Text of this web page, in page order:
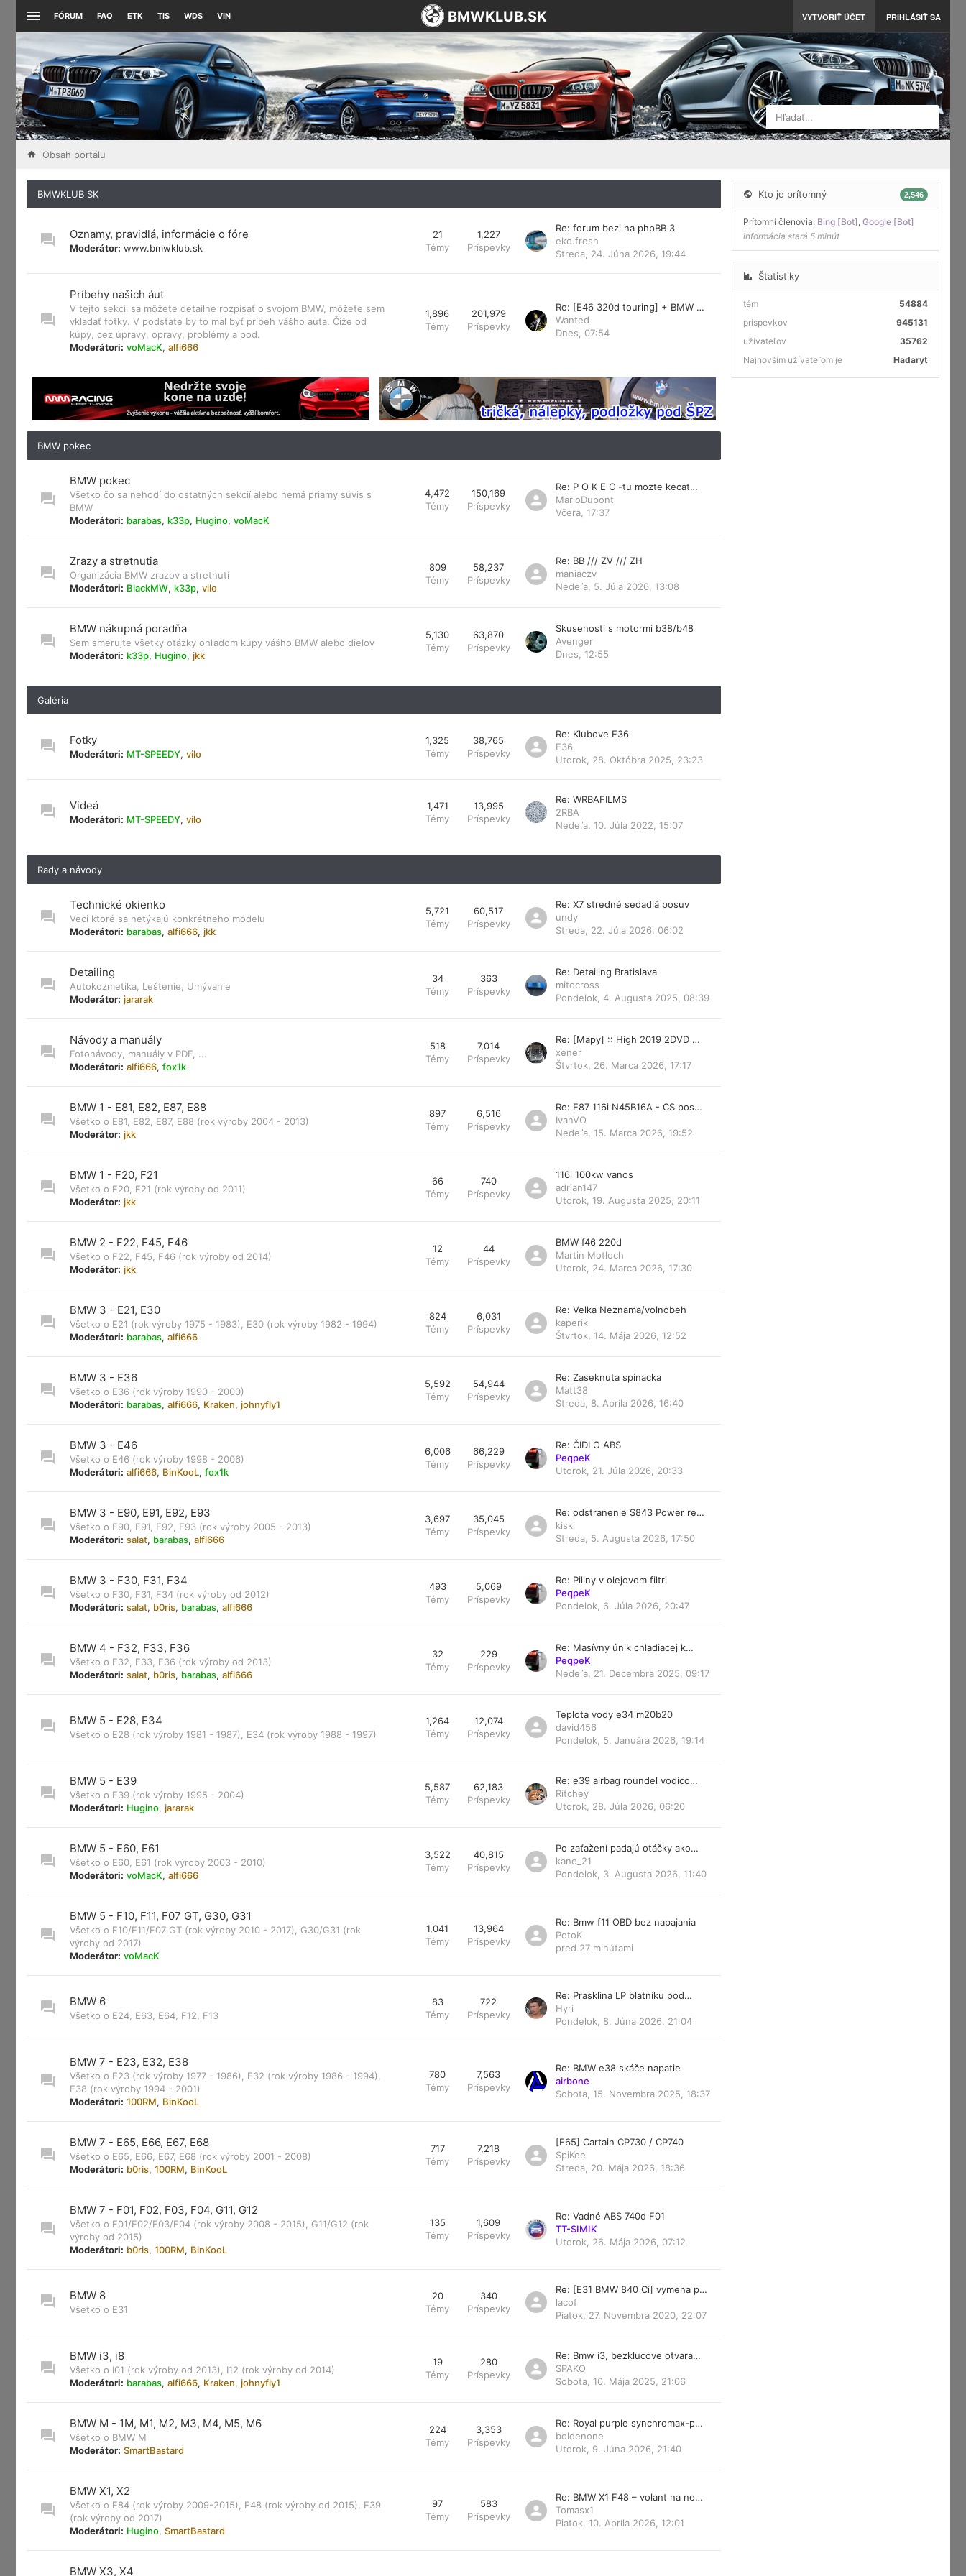
FÓRUM FAQ ETK TIS WDS VIN VYTVORIŤ ÚČET PRIHLÁSIŤ SA
BMWKLUB.SK
Hľadať…
Obsah portálu
BMWKLUB SK
Oznamy, pravidlá, informácie o fóre
Moderátor: www.bmwklub.sk
21
Témy
1,227
Príspevky
Re: forum bezi na phpBB 3
eko.fresh
Streda, 24. Júna 2026, 19:44
Príbehy našich áut
V tejto sekcii sa môžete detailne rozpísať o svojom BMW, môžete sem
vkladať fotky. V podstate by to mal byť príbeh vášho auta. Čiže od
kúpy, cez úpravy, opravy, problémy a pod.
Moderátori: voMacK, alfi666
1,896
Témy
201,979
Príspevky
Re: [E46 320d touring] + BMW …
Wanted
Dnes, 07:54
BMW pokec
BMW pokec
Všetko čo sa nehodí do ostatných sekcií alebo nemá priamy súvis s
BMW
Moderátori: barabas, k33p, Hugino, voMacK
4,472
Témy
150,169
Príspevky
Re: P O K E C -tu mozte kecat…
MarioDupont
Včera, 17:37
Zrazy a stretnutia
Organizácia BMW zrazov a stretnutí
Moderátori: BlackMW, k33p, vilo
809
Témy
58,237
Príspevky
Re: BB /// ZV /// ZH
maniaczv
Nedeľa, 5. Júla 2026, 13:08
BMW nákupná poradňa
Sem smerujte všetky otázky ohľadom kúpy vášho BMW alebo dielov
Moderátori: k33p, Hugino, jkk
5,130
Témy
63,870
Príspevky
Skusenosti s motormi b38/b48
Avenger
Dnes, 12:55
Galéria
Fotky
Moderátori: MT-SPEEDY, vilo
1,325
Témy
38,765
Príspevky
Re: Klubove E36
E36.
Utorok, 28. Októbra 2025, 23:23
Videá
Moderátori: MT-SPEEDY, vilo
1,471
Témy
13,995
Príspevky
Re: WRBAFILMS
2RBA
Nedeľa, 10. Júla 2022, 15:07
Rady a návody
Technické okienko
Veci ktoré sa netýkajú konkrétneho modelu
Moderátori: barabas, alfi666, jkk
5,721
Témy
60,517
Príspevky
Re: X7 stredné sedadlá posuv
undy
Streda, 22. Júla 2026, 06:02
Detailing
Autokozmetika, Leštenie, Umývanie
Moderátor: jararak
34
Témy
363
Príspevky
Re: Detailing Bratislava
mitocross
Pondelok, 4. Augusta 2025, 08:39
Návody a manuály
Fotonávody, manuály v PDF, ...
Moderátori: alfi666, fox1k
518
Témy
7,014
Príspevky
Re: [Mapy] :: High 2019 2DVD …
xener
Štvrtok, 26. Marca 2026, 17:17
BMW 1 - E81, E82, E87, E88
Všetko o E81, E82, E87, E88 (rok výroby 2004 - 2013)
Moderátor: jkk
897
Témy
6,516
Príspevky
Re: E87 116i N45B16A - CS pos…
IvanVO
Nedeľa, 15. Marca 2026, 19:52
BMW 1 - F20, F21
Všetko o F20, F21 (rok výroby od 2011)
Moderátor: jkk
66
Témy
740
Príspevky
116i 100kw vanos
adrian147
Utorok, 19. Augusta 2025, 20:11
BMW 2 - F22, F45, F46
Všetko o F22, F45, F46 (rok výroby od 2014)
Moderátor: jkk
12
Témy
44
Príspevky
BMW f46 220d
Martin Motloch
Utorok, 24. Marca 2026, 17:30
BMW 3 - E21, E30
Všetko o E21 (rok výroby 1975 - 1983), E30 (rok výroby 1982 - 1994)
Moderátori: barabas, alfi666
824
Témy
6,031
Príspevky
Re: Velka Neznama/volnobeh
kaperik
Štvrtok, 14. Mája 2026, 12:52
BMW 3 - E36
Všetko o E36 (rok výroby 1990 - 2000)
Moderátori: barabas, alfi666, Kraken, johnyfly1
5,592
Témy
54,944
Príspevky
Re: Zaseknuta spinacka
Matt38
Streda, 8. Apríla 2026, 16:40
BMW 3 - E46
Všetko o E46 (rok výroby 1998 - 2006)
Moderátori: alfi666, BinKooL, fox1k
6,006
Témy
66,229
Príspevky
Re: ČIDLO ABS
PeqpeK
Utorok, 21. Júla 2026, 20:33
BMW 3 - E90, E91, E92, E93
Všetko o E90, E91, E92, E93 (rok výroby 2005 - 2013)
Moderátori: salat, barabas, alfi666
3,697
Témy
35,045
Príspevky
Re: odstranenie S843 Power re…
kiski
Streda, 5. Augusta 2026, 17:50
BMW 3 - F30, F31, F34
Všetko o F30, F31, F34 (rok výroby od 2012)
Moderátori: salat, b0ris, barabas, alfi666
493
Témy
5,069
Príspevky
Re: Piliny v olejovom filtri
PeqpeK
Pondelok, 6. Júla 2026, 20:47
BMW 4 - F32, F33, F36
Všetko o F32, F33, F36 (rok výroby od 2013)
Moderátori: salat, b0ris, barabas, alfi666
32
Témy
229
Príspevky
Re: Masívny únik chladiacej k…
PeqpeK
Nedeľa, 21. Decembra 2025, 09:17
BMW 5 - E28, E34
Všetko o E28 (rok výroby 1981 - 1987), E34 (rok výroby 1988 - 1997)
1,264
Témy
12,074
Príspevky
Teplota vody e34 m20b20
david456
Pondelok, 5. Januára 2026, 19:14
BMW 5 - E39
Všetko o E39 (rok výroby 1995 - 2004)
Moderátori: Hugino, jararak
5,587
Témy
62,183
Príspevky
Re: e39 airbag roundel vodico…
Ritchey
Utorok, 28. Júla 2026, 06:20
BMW 5 - E60, E61
Všetko o E60, E61 (rok výroby 2003 - 2010)
Moderátori: voMacK, alfi666
3,522
Témy
40,815
Príspevky
Po zaťažení padajú otáčky ako…
kane_21
Pondelok, 3. Augusta 2026, 11:40
BMW 5 - F10, F11, F07 GT, G30, G31
Všetko o F10/F11/F07 GT (rok výroby 2010 - 2017), G30/G31 (rok
výroby od 2017)
Moderátor: voMacK
1,041
Témy
13,964
Príspevky
Re: Bmw f11 OBD bez napajania
PetoK
pred 27 minútami
BMW 6
Všetko o E24, E63, E64, F12, F13
83
Témy
722
Príspevky
Re: Prasklina LP blatníku pod…
Hyri
Pondelok, 8. Júna 2026, 21:04
BMW 7 - E23, E32, E38
Všetko o E23 (rok výroby 1977 - 1986), E32 (rok výroby 1986 - 1994),
E38 (rok výroby 1994 - 2001)
Moderátori: 100RM, BinKooL
780
Témy
7,563
Príspevky
Re: BMW e38 skáče napatie
airbone
Sobota, 15. Novembra 2025, 18:37
BMW 7 - E65, E66, E67, E68
Všetko o E65, E66, E67, E68 (rok výroby 2001 - 2008)
Moderátori: b0ris, 100RM, BinKooL
717
Témy
7,218
Príspevky
[E65] Cartain CP730 / CP740
SpiKee
Streda, 20. Mája 2026, 18:36
BMW 7 - F01, F02, F03, F04, G11, G12
Všetko o F01/F02/F03/F04 (rok výroby 2008 - 2015), G11/G12 (rok
výroby od 2015)
Moderátori: b0ris, 100RM, BinKooL
135
Témy
1,609
Príspevky
Re: Vadné ABS 740d F01
TT-SIMIK
Utorok, 26. Mája 2026, 07:12
BMW 8
Všetko o E31
20
Témy
340
Príspevky
Re: [E31 BMW 840 Ci] vymena p…
lacof
Piatok, 27. Novembra 2020, 22:07
BMW i3, i8
Všetko o I01 (rok výroby od 2013), I12 (rok výroby od 2014)
Moderátori: barabas, alfi666, Kraken, johnyfly1
19
Témy
280
Príspevky
Re: Bmw i3, bezklucove otvara…
SPAKO
Sobota, 10. Mája 2025, 21:06
BMW M - 1M, M1, M2, M3, M4, M5, M6
Všetko o BMW M
Moderátor: SmartBastard
224
Témy
3,353
Príspevky
Re: Royal purple synchromax-p…
boldenone
Utorok, 9. Júna 2026, 21:40
BMW X1, X2
Všetko o E84 (rok výroby 2009-2015), F48 (rok výroby od 2015), F39
(rok výroby od 2017)
Moderátori: Hugino, SmartBastard
97
Témy
583
Príspevky
Re: BMW X1 F48 – volant na ne…
Tomasx1
Piatok, 10. Apríla 2026, 12:01
BMW X3, X4
Kto je prítomný 2,546
Prítomní členovia: Bing [Bot] , Google [Bot]
informácia stará 5 minút
Štatistiky
54884
tém
945131
príspevkov
35762
užívateľov
Najnovším užívateľom je
Hadaryt